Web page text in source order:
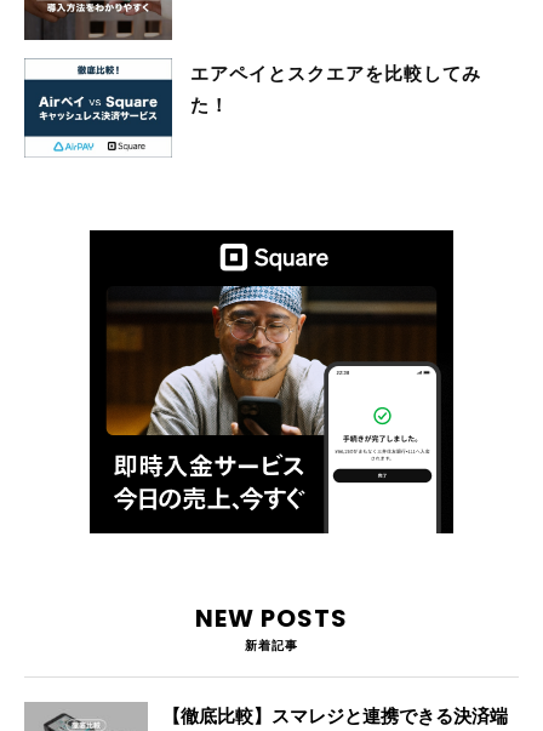
エアペイとスクエアを比較してみ
た！
NEW POSTS
新着記事
【徹底比較】スマレジと連携できる決済端